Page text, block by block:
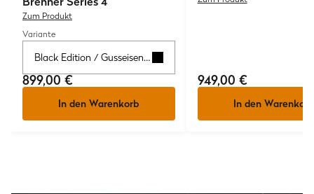
Zum Produkt
Variante
Black Edition / Gusseisenrost
899,00 €
In den Warenkorb
949,00 €
In den Warenkorb